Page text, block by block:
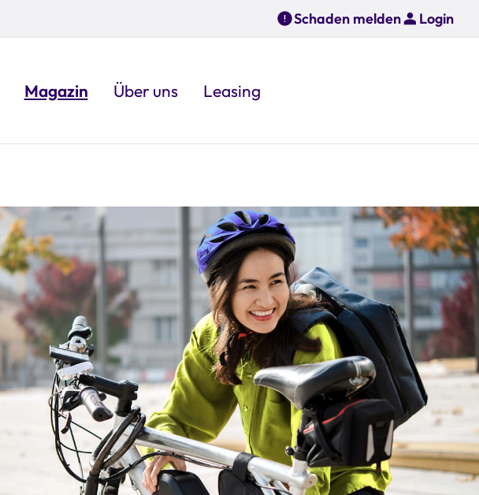
Schaden melden Login
Magazin Über uns Leasing